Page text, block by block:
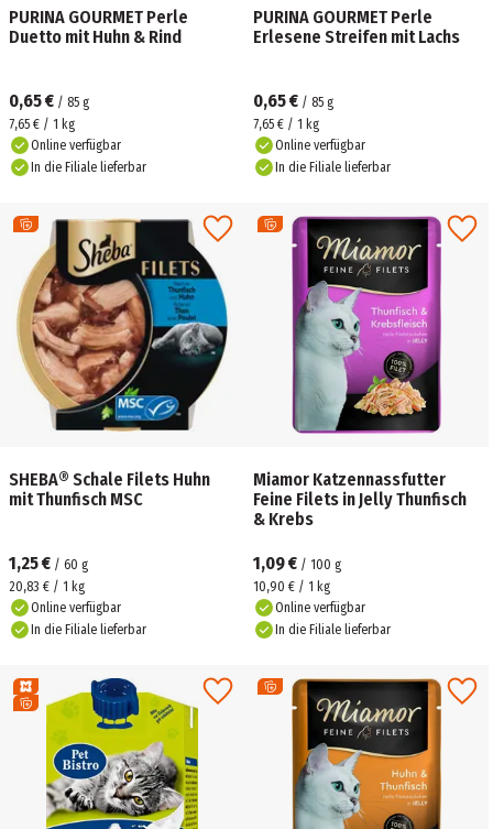
PURINA GOURMET Perle
Duetto mit Huhn & Rind
0,65 € / 85 g
7,65 € / 1 kg
Online verfügbar
In die Filiale lieferbar
PURINA GOURMET Perle
Erlesene Streifen mit Lachs
0,65 € / 85 g
7,65 € / 1 kg
Online verfügbar
In die Filiale lieferbar
SHEBA® Schale Filets Huhn
mit Thunfisch MSC
1,25 € / 60 g
20,83 € / 1 kg
Online verfügbar
In die Filiale lieferbar
Miamor Katzennassfutter
Feine Filets in Jelly Thunfisch
& Krebs
1,09 € / 100 g
10,90 € / 1 kg
Online verfügbar
In die Filiale lieferbar